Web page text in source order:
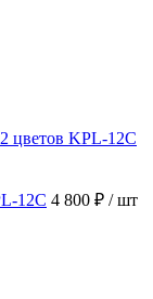
12C 4 800 ₽ / шт